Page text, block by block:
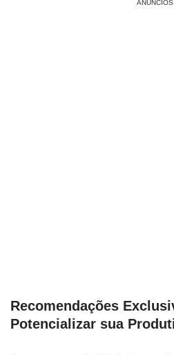
ANÚNCIOS
Recomendações
‍Potencializar sua